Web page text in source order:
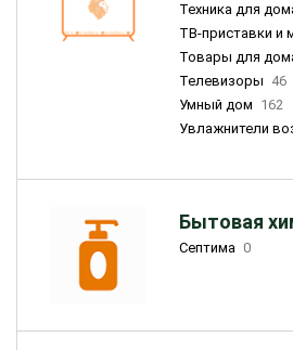
Техника для
ТВ-приставки и
Товары для
Телевизоры 46
Умный дом 162
Увлажнители
Бытовая
Септима 0